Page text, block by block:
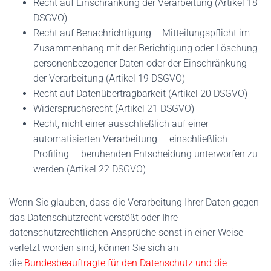
Recht auf Einschränkung der Verarbeitung (Artikel 18
DSGVO)
Recht auf Benachrichtigung – Mitteilungspflicht im
Zusammenhang mit der Berichtigung oder Löschung
personenbezogener Daten oder der Einschränkung
der Verarbeitung (Artikel 19 DSGVO)
Recht auf Datenübertragbarkeit (Artikel 20 DSGVO)
Widerspruchsrecht (Artikel 21 DSGVO)
Recht, nicht einer ausschließlich auf einer
automatisierten Verarbeitung — einschließlich
Profiling — beruhenden Entscheidung unterworfen zu
werden (Artikel 22 DSGVO)
Wenn Sie glauben, dass die Verarbeitung Ihrer Daten gegen
das Datenschutzrecht verstößt oder Ihre
datenschutzrechtlichen Ansprüche sonst in einer Weise
verletzt worden sind, können Sie sich an
die Bundesbeauftragte für den Datenschutz und die